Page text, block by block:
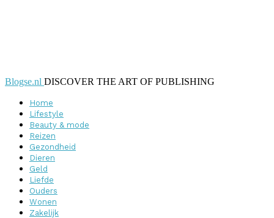
Blogse.nl DISCOVER THE ART OF PUBLISHING
Home
Lifestyle
Beauty & mode
Reizen
Gezondheid
Dieren
Geld
Liefde
Ouders
Wonen
Zakelijk